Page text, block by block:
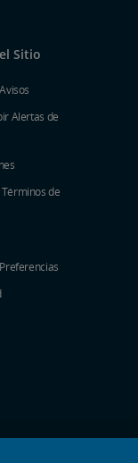
Sitio
Alertas de
de